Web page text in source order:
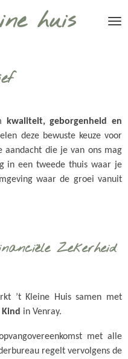
huis
kwaliteit, geborgenheid en
deze bewuste keuze voor
aandacht die je van ons mag
in een tweede thuis waar je
waar de groei vanuit
Zekerheid
’t Kleine Huis samen met
in Venray.
met alle
regelt vervolgens de